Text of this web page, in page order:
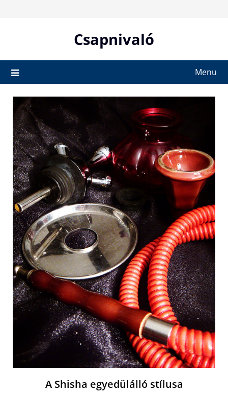
Csapnivaló
Menu
A Shisha egyedülálló stílusa